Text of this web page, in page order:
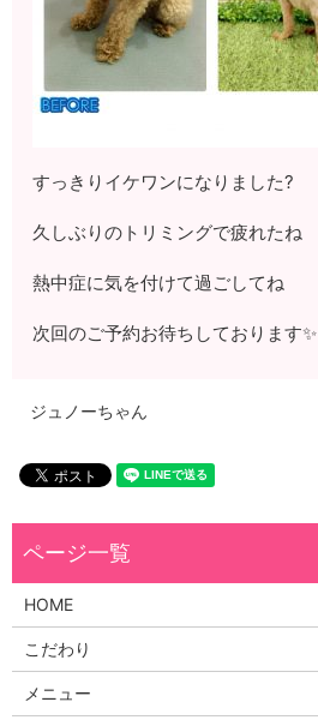
すっきりイケワンになりました?
久しぶりのトリミングで疲れたね
熱中症に気を付けて過ごしてね
次回のご予約お待ちしております✨
ジュノーちゃん
HOME
こだわり
メニュー